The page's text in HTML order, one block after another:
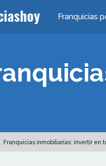
Franquicias
Franquicias inmobiliarias: invertir en